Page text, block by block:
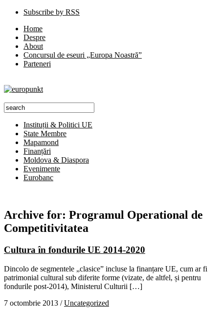
Subscribe by RSS
Home
Despre
About
Concursul de eseuri „Europa Noastră”
Parteneri
Instituții & Politici UE
State Membre
Mapamond
Finanțări
Moldova & Diaspora
Evenimente
Eurobanc
Archive for: Programul Operational de
Competitivitatea
Cultura în fondurile UE 2014-2020
Dincolo de segmentele „clasice” incluse la finanțare UE, cum ar fi
patrimonial cultural sub diferite forme (vizate, de altfel, și pentru
fondurile post-2014), Ministerul Culturii […]
7 octombrie 2013 /Uncategorized